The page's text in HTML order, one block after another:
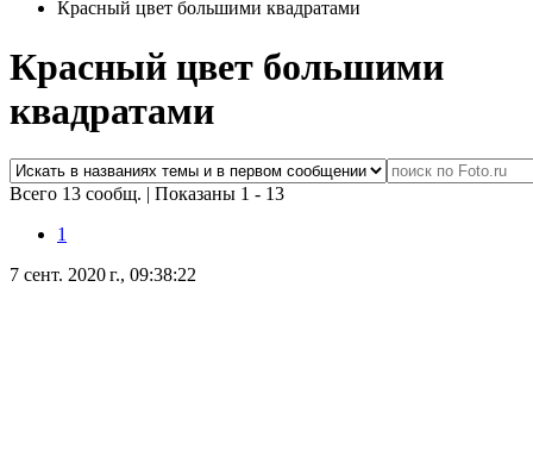
Красный цвет большими квадратами
Красный цвет большими
квадратами
Всего 13 сообщ. | Показаны 1 - 13
1
7 сент. 2020 г., 09:38:22